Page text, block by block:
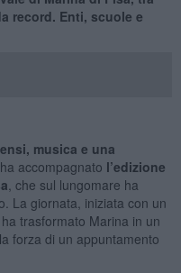
record. Enti, scuole e
musica e una
accompagnato l’edizione
, che sul lungomare ha
La giornata, iniziata con un
trasformato Marina in un
forza di un appuntamento